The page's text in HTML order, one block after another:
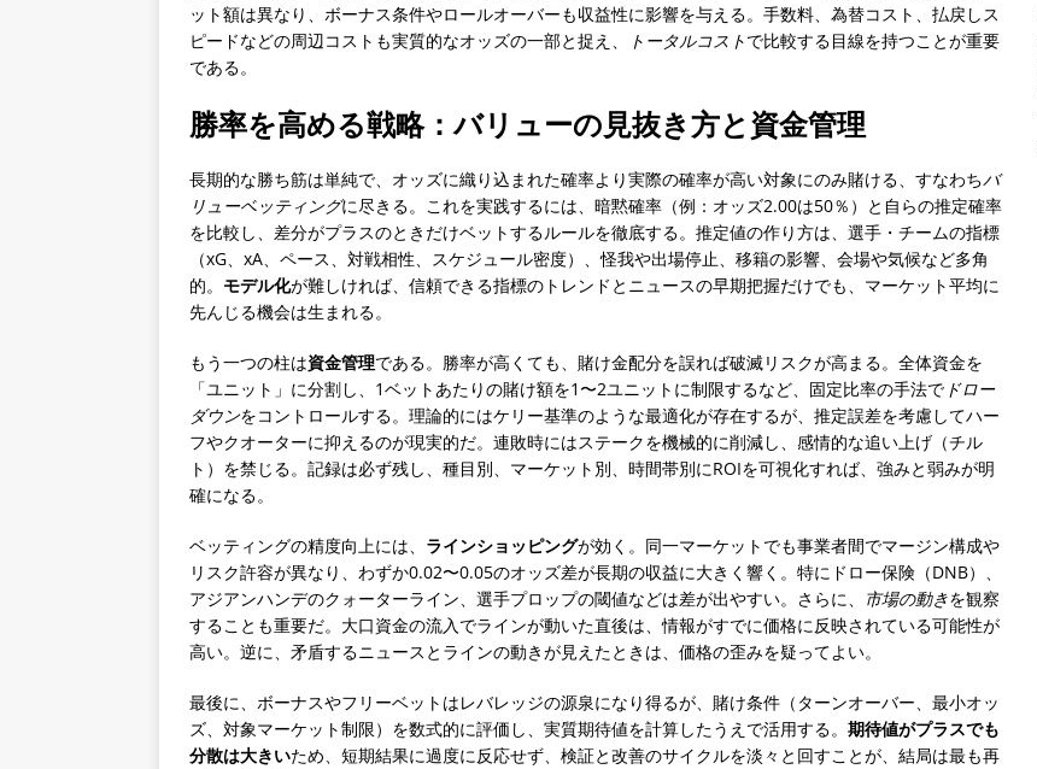
ット額は異なり、ボーナス条件やロールオーバーも収益性に影響を与える。手数料、為替コスト、払戻しス
ピードなどの周辺コストも実質的なオッズの一部と捉え、
トータルコストで比較する目線を持つことが重要
である。
勝率を高める戦略：バリューの見抜き方と資金管理
長期的な勝ち筋は単純で、オッズに織り込まれた確率より実際の確率が高い対象にのみ賭ける、すなわちバ
リューベッティングに尽きる。これを実践するには、暗黙確率（例：オッズ2.00は50％）と自らの推定確率
を比較し、差分がプラスのときだけベットするルールを徹底する。推定値の作り方は、選手・チームの指標
（xG、xA、ペース、対戦相性、スケジュール密度）、怪我や出場停止、移籍の影響、会場や気候など多角
的。 モデル化が難しければ、信頼できる指標のトレンドとニュースの早期把握だけでも、マーケット平均に
先んじる機会は生まれる。
もう一つの柱は資金管理である。勝率が高くても、賭け金配分を誤れば破滅リスクが高まる。全体資金を
「ユニット」に分割し、1ベットあたりの賭け額を1〜2ユニットに制限するなど、固定比率の手法で ドロー
ダウンをコントロールする。理論的にはケリー基準のような最適化が存在するが、推定誤差を考慮してハー
フやクオーターに抑えるのが現実的だ。連敗時にはステークを機械的に削減し、感情的な追い上げ（チル
ト）を禁じる。記録は必ず残し、種目別、マーケット別、時間帯別にROIを可視化すれば、強みと弱みが明
確になる。
ベッティングの精度向上には、 ラインショッピングが効く。同一マーケットでも事業者間でマージン構成や
リスク許容が異なり、わずか0.02〜0.05のオッズ差が長期の収益に大きく響く。特にドロー保険（DNB）、
アジアンハンデのクォーターライン、選手プロップの閾値などは差が出やすい。さらに、
市場の動きを観察
することも重要だ。大口資金の流入でラインが動いた直後は、情報がすでに価格に反映されている可能性が
高い。逆に、矛盾するニュースとラインの動きが見えたときは、価格の歪みを疑ってよい。
最後に、ボーナスやフリーベットはレバレッジの源泉になり得るが、賭け条件（ターンオーバー、最小オッ
ズ、対象マーケット制限）を数式的に評価し、実質期待値を計算したうえで活用する。 期待値がプラスでも
分散は大きいため、短期結果に過度に反応せず、検証と改善のサイクルを淡々と回すことが、結局は最も再